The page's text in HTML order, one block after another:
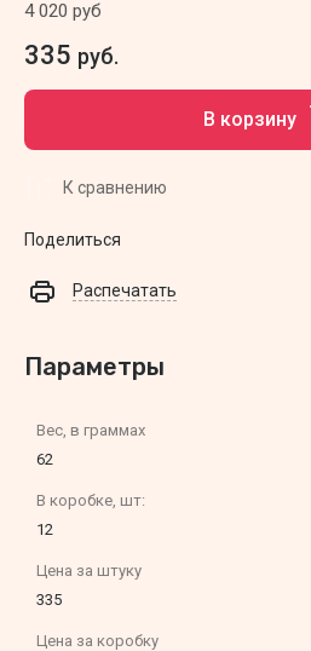
4 020 руб
335 руб.
В корзину
К сравнению
Поделиться
Распечатать
Параметры
Вес, в граммах
62
В коробке, шт:
12
Цена за штуку
335
Цена за коробку